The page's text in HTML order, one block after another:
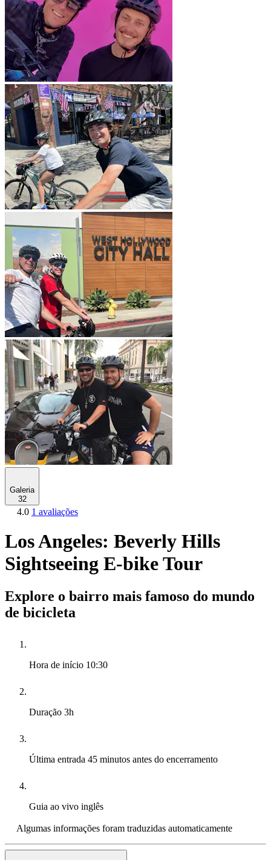
Galeria
32
4.0 1 avaliações
Los Angeles: Beverly Hills
Sightseeing E-bike Tour
Explore o bairro mais famoso do mundo
de bicicleta
Hora de início 10:30
Duração 3h
Última entrada 45 minutos antes do encerramento
Guia ao vivo inglês
Algumas informações foram traduzidas automaticamente